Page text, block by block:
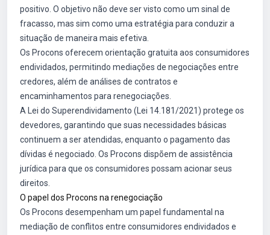
positivo. O objetivo não deve ser visto como um sinal de
fracasso, mas sim como uma estratégia para conduzir a
situação de maneira mais efetiva.
Os Procons oferecem orientação gratuita aos consumidores
endividados, permitindo mediações de negociações entre
credores, além de análises de contratos e
encaminhamentos para renegociações.
A Lei do Superendividamento (Lei 14.181/2021) protege os
devedores, garantindo que suas necessidades básicas
continuem a ser atendidas, enquanto o pagamento das
dívidas é negociado. Os Procons dispõem de assistência
jurídica para que os consumidores possam acionar seus
direitos.
O papel dos Procons na renegociação
Os Procons desempenham um papel fundamental na
mediação de conflitos entre consumidores endividados e